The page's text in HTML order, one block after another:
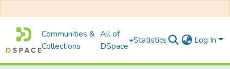
Communities &
Collections
All of
DSpace
Statistics Log In